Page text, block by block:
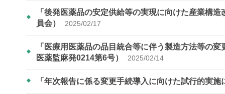
「後発医薬品の安定供給等の実現に向けた産業構
員会）
2025/02/17
「医療用医薬品の品目統合等に伴う製造方法等の
医薬監麻発0214第6号）
2025/02/14
「年次報告に係る変更手続導入に向けた試行的実